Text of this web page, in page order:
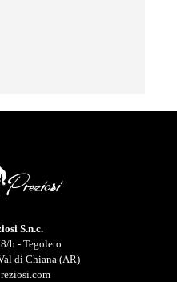
S.n.c.
b - Tegoleto
di Chiana (AR)